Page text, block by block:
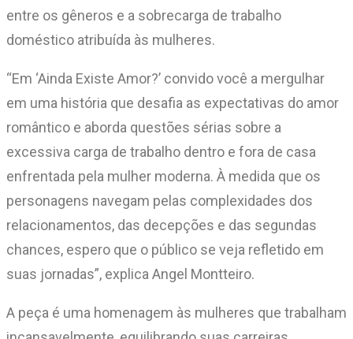
entre os gêneros e a sobrecarga de trabalho
doméstico atribuída às mulheres.
“Em ‘Ainda Existe Amor?’ convido você a mergulhar
em uma história que desafia as expectativas do amor
romântico e aborda questões sérias sobre a
excessiva carga de trabalho dentro e fora de casa
enfrentada pela mulher moderna. À medida que os
personagens navegam pelas complexidades dos
relacionamentos, das decepções e das segundas
chances, espero que o público se veja refletido em
suas jornadas”, explica Angel Montteiro.
A peça é uma homenagem às mulheres que trabalham